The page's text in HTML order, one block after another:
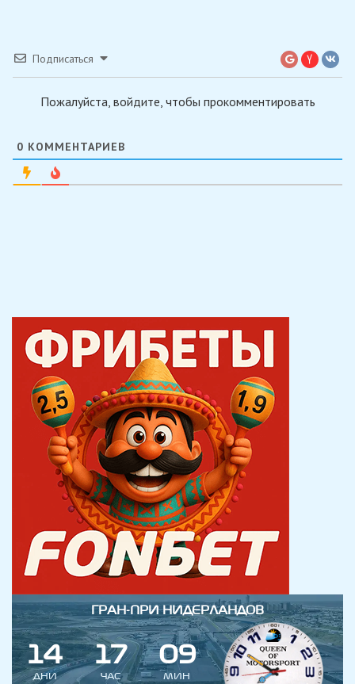
Подписаться
Пожалуйста, войдите, чтобы прокомментировать
0 КОММЕНТАРИЕВ
ГРАН-ПРИ НИДЕРЛАНДОВ
14
ДНИ
17
ЧАС
09
МИН